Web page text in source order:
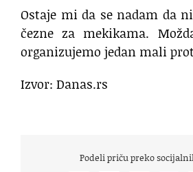
Ostaje mi da se nadam da
čezne za mekikama.
organizujemo jedan mali
Izvor: Danas.rs
Podeli priču preko